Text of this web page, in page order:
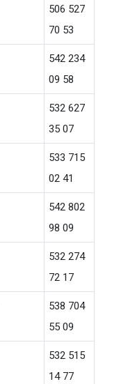
506 527
70 53
542 234
09 58
532 627
35 07
533 715
02 41
542 802
98 09
532 274
72 17
538 704
55 09
532 515
14 77